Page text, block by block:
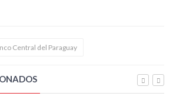
Central del Paraguay